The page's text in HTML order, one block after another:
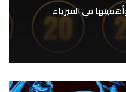
في الفيزياء